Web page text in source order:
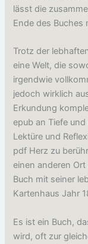
lässt die
Ende des Buches
Trotz der
eine Welt, die
irgendwie
jedoch wirklich
Erkundung
epub an Tiefe
Lektüre und
pdf Herz zu
einen anderen
Buch mit seiner
Kartenhaus Jahr
Es ist ein Buch,
wird, oft zur